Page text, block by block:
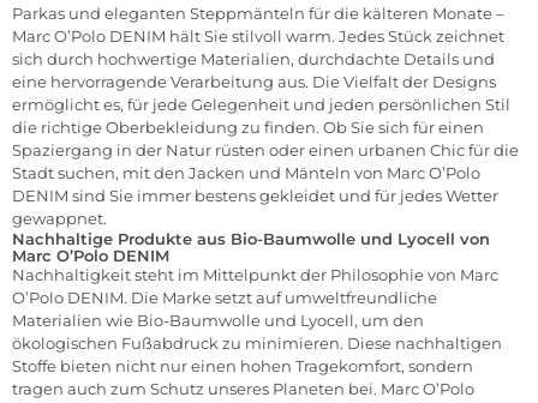
Parkas und eleganten Steppmänteln für die kälteren Monate –
Marc O’Polo DENIM hält Sie stilvoll warm. Jedes Stück zeichnet
sich durch hochwertige Materialien, durchdachte Details und
eine hervorragende Verarbeitung aus. Die Vielfalt der Designs
ermöglicht es, für jede Gelegenheit und jeden persönlichen Stil
die richtige Oberbekleidung zu finden. Ob Sie sich für einen
Spaziergang in der Natur rüsten oder einen urbanen Chic für die
Stadt suchen, mit den Jacken und Mänteln von Marc O’Polo
DENIM sind Sie immer bestens gekleidet und für jedes Wetter
gewappnet.
Nachhaltige Produkte aus Bio-Baumwolle und Lyocell von
Marc O’Polo DENIM
Nachhaltigkeit steht im Mittelpunkt der Philosophie von Marc
O’Polo DENIM. Die Marke setzt auf umweltfreundliche
Materialien wie Bio-Baumwolle und Lyocell, um den
ökologischen Fußabdruck zu minimieren. Diese nachhaltigen
Stoffe bieten nicht nur einen hohen Tragekomfort, sondern
tragen auch zum Schutz unseres Planeten bei. Marc O’Polo